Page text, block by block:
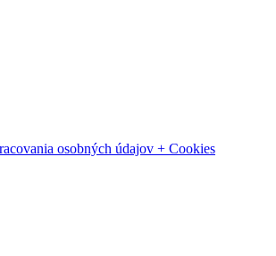
osobných údajov + Cookies